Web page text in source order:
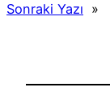
Sonraki Yazı »